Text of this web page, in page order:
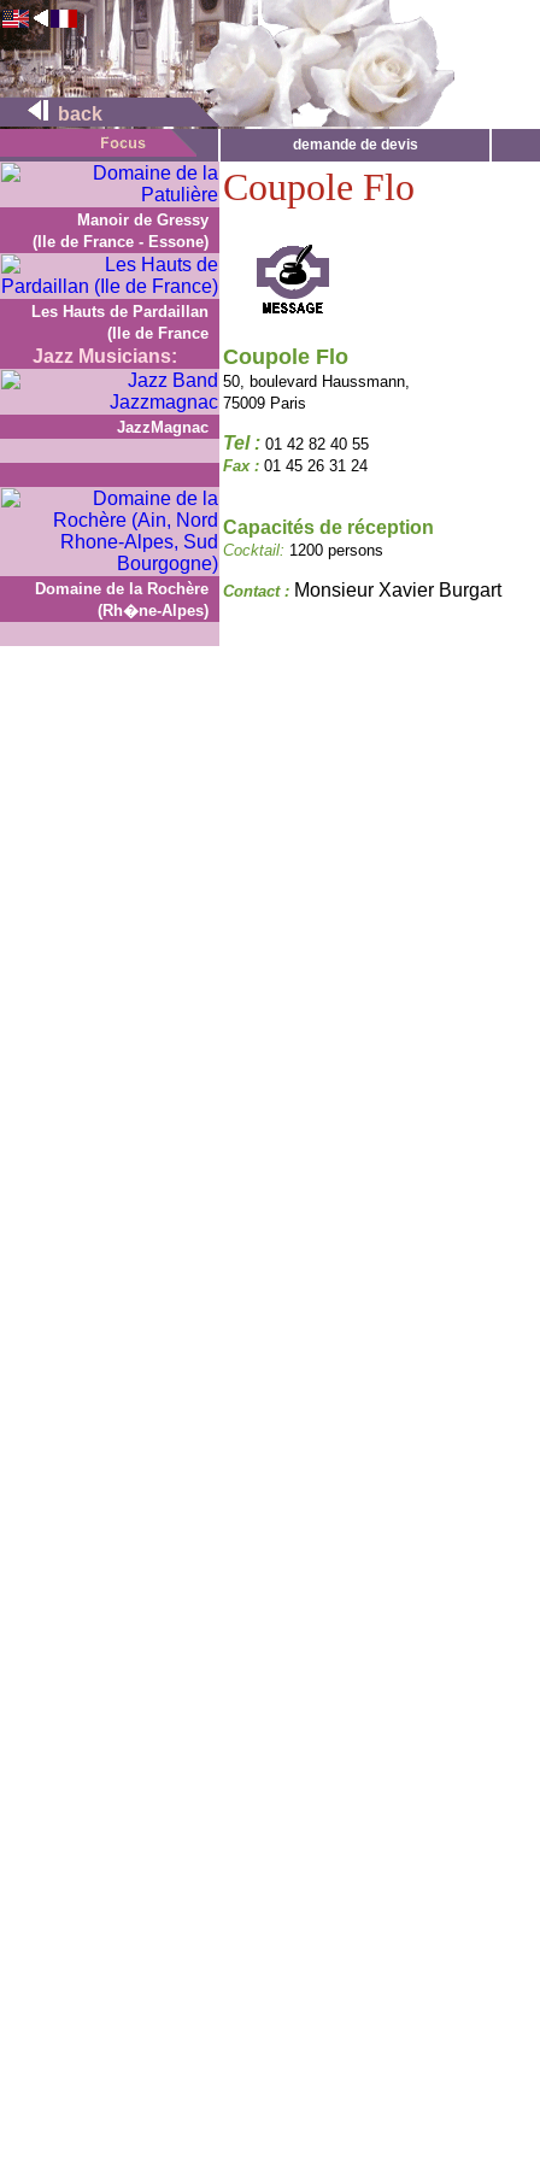
back
demande de devis
Manoir de Gressy
(Ile de France - Essone)
Les Hauts de Pardaillan
(Ile de France
Jazz Musicians:
JazzMagnac
Domaine de la Rochère
(Rh�ne-Alpes)
Coupole Flo
Coupole Flo
50, boulevard Haussmann,
75009 Paris
Tel : 01 42 82 40 55
Fax : 01 45 26 31 24
Capacités de réception
Cocktail: 1200 persons
Contact : Monsieur Xavier Burgart